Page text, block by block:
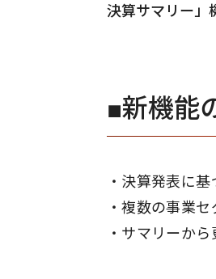
決算サマリー」
■新機能
・決算発表に
・複数の事業
・サマリーか